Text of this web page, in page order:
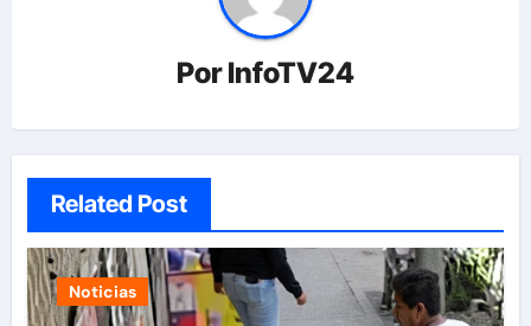
PorInfoTV24
Related Post
Noticias